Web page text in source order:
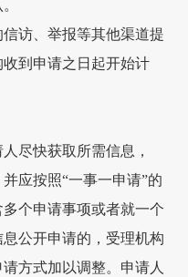
访、举报等其他渠道提
到申请之日起开始计
尽快获取所需信息，
并应按照“一事一申请”的
个申请事项或者就一个
公开申请的，受理机构
方式加以调整。申请人